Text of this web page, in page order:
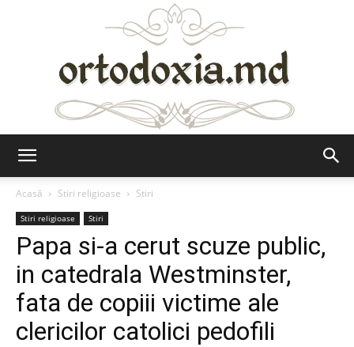
Acasă
Stiri religioase Stiri
Stiri religioase Stiri
Papa si-a cerut scuze public,
in catedrala Westminster,
fata de copiii victime ale
clericilor catolici pedofili